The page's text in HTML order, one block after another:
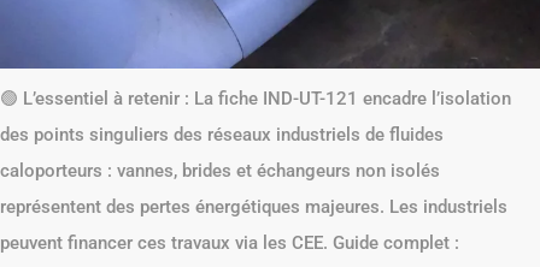
🟢 L’essentiel à retenir : La fiche IND-UT-121 encadre l’isolation
des points singuliers des réseaux industriels de fluides
caloporteurs : vannes, brides et échangeurs non isolés
représentent des pertes énergétiques majeures. Les industriels
peuvent financer ces travaux via les CEE. Guide complet :